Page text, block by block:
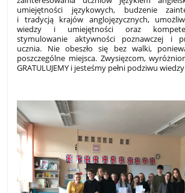
umiejętności językowych, budzenie
i tradycją krajów anglojęzycznych,
wiedzy i umiejętności oraz
stymulowanie aktywności poznawczej i
ucznia. Nie obeszło się bez walki,
poszczególne miejsca. Zwysięzcom,
GRATULUJEMY i jesteśmy pełni podziwu